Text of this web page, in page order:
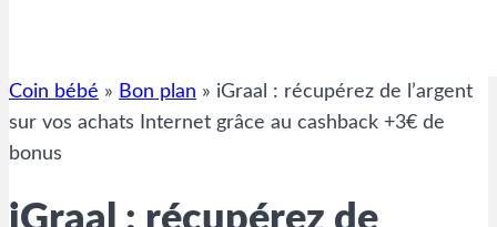
Coin bébé » Bon plan » iGraal : récupérez de l’argent
sur vos achats Internet grâce au cashback +3€ de
bonus